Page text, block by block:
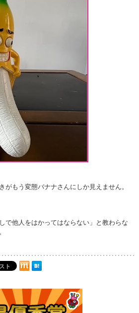
がもう変態バナナさんにしか見えません。
で他人をはかってはならない」と教わらな